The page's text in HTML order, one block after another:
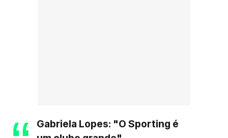
Gabriela Lopes: "O Sporting é